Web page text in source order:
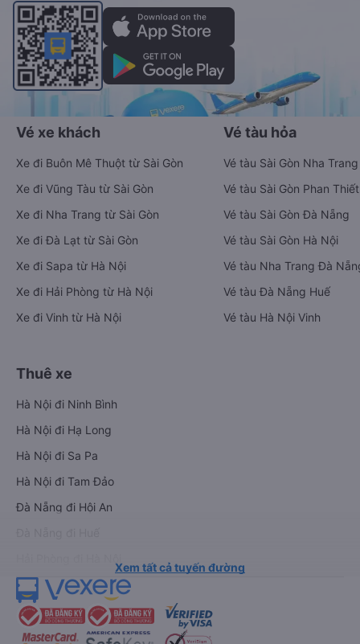
Vé xe khách
Xe đi Buôn Mê Thuột từ Sài Gòn
Xe đi Vũng Tàu từ Sài Gòn
Xe đi Nha Trang từ Sài Gòn
Xe đi Đà Lạt từ Sài Gòn
Xe đi Sapa từ Hà Nội
Xe đi Hải Phòng từ Hà Nội
Xe đi Vinh từ Hà Nội
Vé tàu hỏa
Vé tàu Sài Gòn Nha Trang
Vé tàu Sài Gòn Phan Thiết
Vé tàu Sài Gòn Đà Nẵng
Vé tàu Sài Gòn Hà Nội
Vé tàu Nha Trang Đà
Vé tàu Đà Nẵng Huế
Vé tàu Hà Nội Vinh
Thuê xe
Hà Nội đi Ninh Bình
Hà Nội đi Hạ Long
Hà Nội đi Sa Pa
Hà Nội đi Tam Đảo
Đà Nẵng đi Hội An
Xem tất cả tuyến đường